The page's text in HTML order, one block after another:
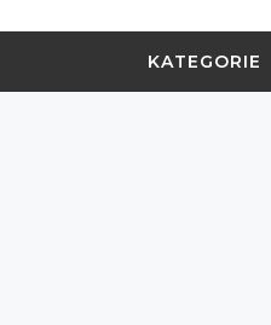
KATEGORIE